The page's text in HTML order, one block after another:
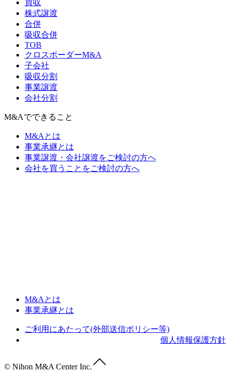
買収
株式譲渡
合併
吸収合併
TOB
クロスボーダーM&A
子会社
吸収分割
事業譲渡
会社分割
M&Aでできること
M&Aとは
事業承継とは
事業譲渡・会社譲渡をご検討の方へ
会社を買うことをご検討の方へ
M&Aとは
事業承継とは
ご利用にあたって(外部送信ポリシー等)
個人情報保護方針
© Nihon M&A Center Inc.